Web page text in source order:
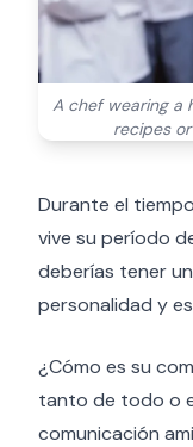
A chef wearing a
recipes
Durante el
vive su período
deberías tener
personalidad y
¿Cómo es su
tanto de todo o
comunicación